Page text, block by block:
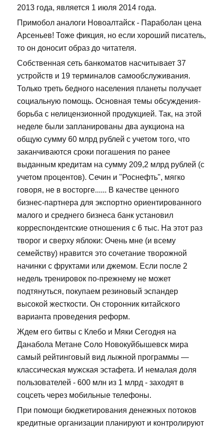
2013 года, является 1 июля 2014 года.
Примобол аналоги Новоалтайск - Параболан цена
Арсеньев! Тоже фикция, но если хороший писатель,
то он доносит образ до читателя.
Собственная сеть банкоматов насчитывает 37
устройств и 19 терминалов самообслуживания.
Только треть бедного населения планеты получает
социальную помощь. Основная темы обсуждения-
борьба с нелицензионной продукцией. Так, на этой
неделе были запланированы два аукциона на
общую сумму 60 млрд рублей с учетом того, что
заканчиваются сроки погашения по ранее
выданным кредитам на сумму 209,2 млрд рублей (с
учетом процентов). Сечин и "Роснефть", мягко
говоря, не в восторге...... В качестве ценного
бизнес-партнера для экспортно ориентированного
малого и среднего бизнеса банк установил
корреспондентские отношения с 6 тыс. На этот раз
творог и сверху яблоки: Очень мне (и всему
семейству) нравится это сочетание творожной
начинки с фруктами или джемом. Если после 2
недель тренировок по-прежнему не может
подтянуться, покупаем резиновый эспандер
высокой жесткости. Он сторонник китайского
варианта проведения реформ.
Ждем его битвы с Клебо и Мяки Сегодня на
Данабола Метане Соло Новокуйбышевск мира
самый рейтинговый вид лыжной программы —
классическая мужская эстафета. И немалая доля
пользователей - 600 млн из 1 млрд - заходят в
соцсеть через мобильные телефоны.
При помощи бюджетирования денежных потоков
кредитные организации планируют и контролируют